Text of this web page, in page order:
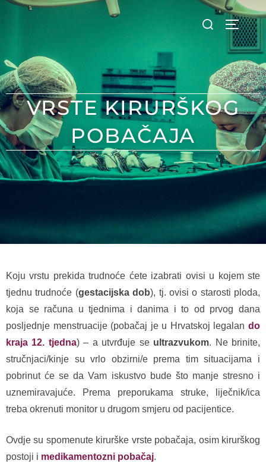
VRSTE KIRURŠKOG
POBAČAJA
Koju vrstu prekida trudnoće ćete izabrati ovisi u kojem ste
tjednu trudnoće (gestacijska dob), tj. ovisi o starosti ploda,
koja se računa u tjednima i danima i to od prvog dana
posljednje menstruacije (pobačaj je u Hrvatskoj legalan do
kraja 12. tjedna) – a utvrđuje se ultrazvukom. Ne brinite,
stručnjaci/kinje su vrlo obzirni/e prema tim situacijama i
pobrinut će se da Vam iskustvo bude što manje stresno i
uznemiravajuće. Prema preporukama struke, liječnik/ica
treba okrenuti monitor u drugom smjeru od pacijentice.
Ovdje su spomenute kirurške vrste pobačaja, osim kirurškog
postoji i medikamentozni pobačaj.